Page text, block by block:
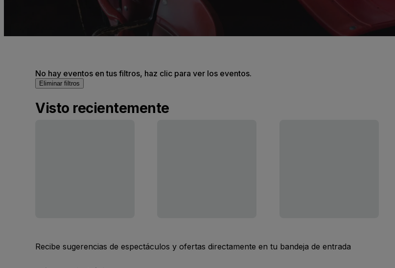
No hay eventos en tus filtros, haz clic para ver los eventos.
Eliminar filtros
Visto recientemente
Recibe sugerencias de espectáculos y ofertas directamente en tu bandeja de entrada